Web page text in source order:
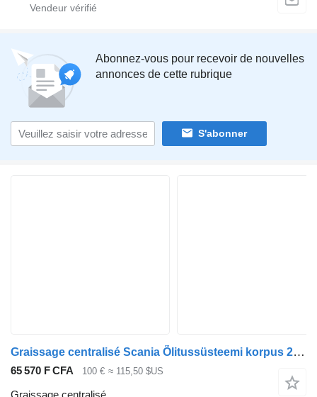
Abonnez-vous pour recevoir de nouvelles
annonces de cette rubrique
S'abonner
Graissage centralisé Scania Õlitussüsteemi korpus 2545027 pour tracteur routier Scania R410
65 570 F CFA 100 € ≈ 115,50 $US
Graissage centralisé